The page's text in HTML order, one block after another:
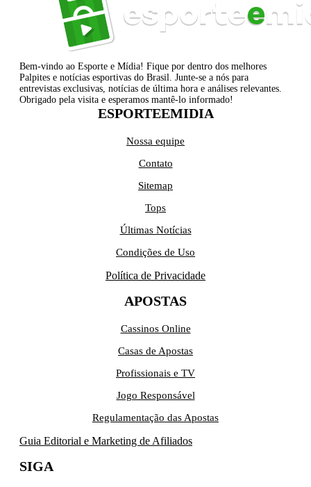
Bem-vindo ao Esporte e Mídia! Fique por dentro dos melhores
Palpites e notícias esportivas do Brasil. Junte-se a nós para
entrevistas exclusivas, notícias de última hora e análises relevantes.
Obrigado pela visita e esperamos mantê-lo informado!
ESPORTEEMIDIA
Nossa equipe
Contato
Sitemap
Tops
Últimas Notícias
Condições de Uso
Política de Privacidade
APOSTAS
Cassinos Online
Casas de Apostas
Profissionais e TV
Jogo Responsável
Regulamentação das Apostas
Guia Editorial e Marketing de Afiliados
SIGA